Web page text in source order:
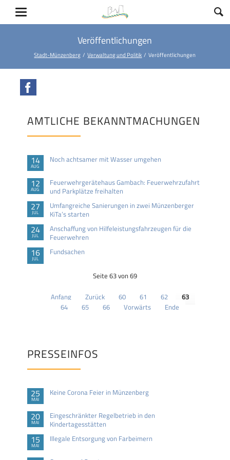
Veröffentlichungen
Stadt-Münzenberg Verwaltung und Politik Veröffentlichungen
AMTLICHE BEKANNTMACHUNGEN
14
AUG
Noch achtsamer mit Wasser umgehen
12
AUG
Feuerwehrgerätehaus Gambach: Feuerwehrzufahrt
und Parkplätze freihalten
27
JUL
Umfangreiche Sanierungen in zwei Münzenberger
KiTa’s starten
24
JUL
Anschaffung von Hilfeleistungsfahrzeugen für die
Feuerwehren
16
JUL
Fundsachen
Seite 63 von 69
Anfang Zurück 60 61 62
63
64
65 66 Vorwärts Ende
PRESSEINFOS
25
MAI
Keine Corona Feier in Münzenberg
20
MAI
Eingeschränkter Regelbetrieb in den
Kindertagesstätten
15
MAI
Illegale Entsorgung von Farbeimern